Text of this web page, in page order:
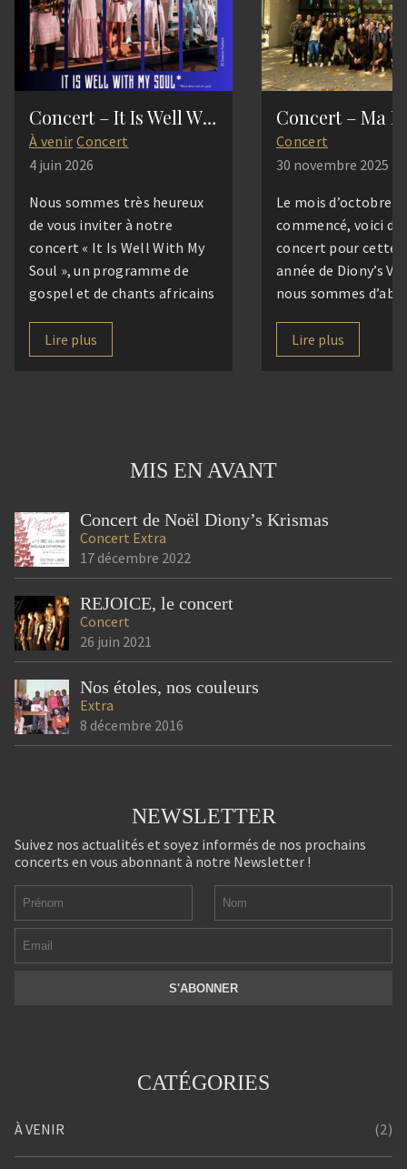
Concert – It Is Well With My Soul
À venir Concert
4 juin 2026
Nous sommes très heureux
de vous inviter à notre
concert « It Is Well With My
Soul », un programme de
gospel et de chants africains
Gomar. Accompagnés de nos
choristes et musiciens, nous
œuvres emblématiques du
Lire plus
Concert – Ma
Concert
30 novembre 2025
Le mois d’octobre
commencé, voici
concert pour cette
année de Diony’s
nous sommes
convivialité
connaissance, se
Lire plus
MIS EN AVANT
Concert de Noël Diony’s Krismas
Concert Extra
17 décembre 2022
REJOICE, le concert
Concert
26 juin 2021
Nos étoles, nos couleurs
Extra
8 décembre 2016
NEWSLETTER
Suivez nos actualités et soyez informés de nos prochains
concerts en vous abonnant à notre Newsletter !
CATÉGORIES
À VENIR (2)